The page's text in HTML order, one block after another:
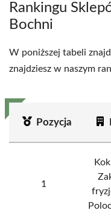
Rankingu
Bochni
W poniższej tabeli
znajdziesz w naszym
Pozycja
1